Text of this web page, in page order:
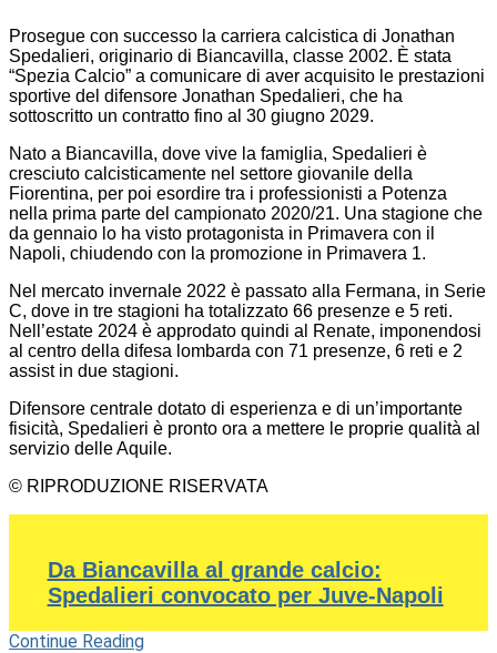
Prosegue con successo la carriera calcistica di Jonathan
Spedalieri, originario di Biancavilla, classe 2002. È stata
“Spezia Calcio” a comunicare di aver acquisito le prestazioni
sportive del difensore Jonathan Spedalieri, che ha
sottoscritto un contratto fino al 30 giugno 2029.
Nato a Biancavilla, dove vive la famiglia, Spedalieri è
cresciuto calcisticamente nel settore giovanile della
Fiorentina, per poi esordire tra i professionisti a Potenza
nella prima parte del campionato 2020/21. Una stagione che
da gennaio lo ha visto protagonista in Primavera con il
Napoli, chiudendo con la promozione in Primavera 1.
Nel mercato invernale 2022 è passato alla Fermana, in Serie
C, dove in tre stagioni ha totalizzato 66 presenze e 5 reti.
Nell’estate 2024 è approdato quindi al Renate, imponendosi
al centro della difesa lombarda con 71 presenze, 6 reti e 2
assist in due stagioni.
Difensore centrale dotato di esperienza e di un’importante
fisicità, Spedalieri è pronto ora a mettere le proprie qualità al
servizio delle Aquile.
© RIPRODUZIONE RISERVATA
Da Biancavilla al grande calcio:
Spedalieri convocato per Juve-Napoli
Continue Reading